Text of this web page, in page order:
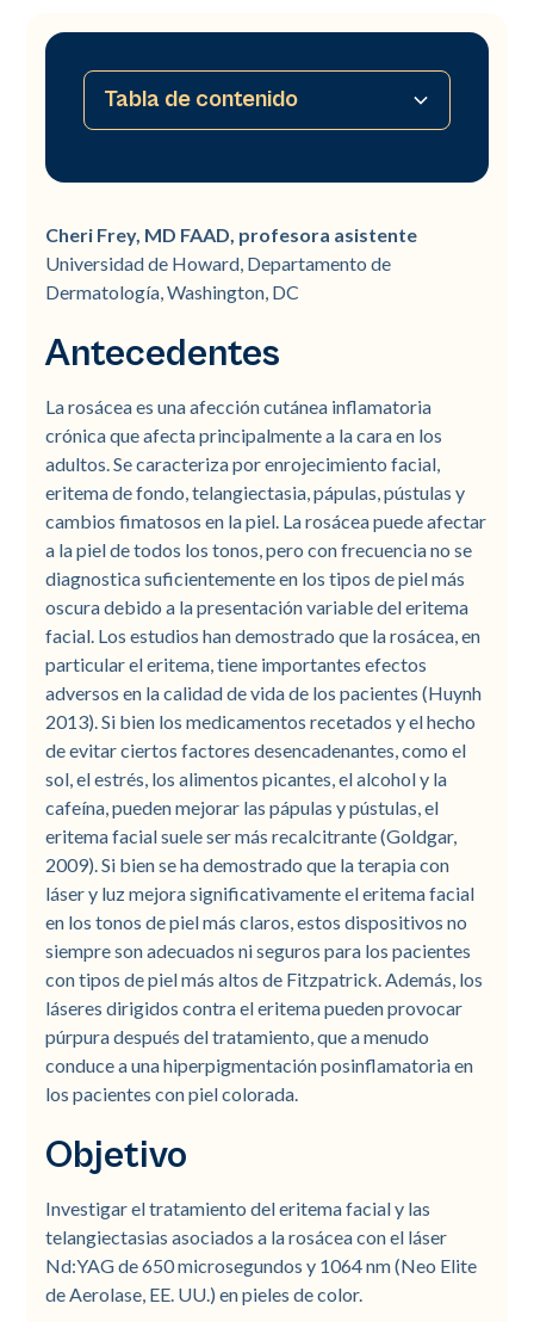
Cheri Frey, MD FAAD, profesora asistente
Universidad de Howard, Departamento de
Dermatología, Washington, DC
Antecedentes
La rosácea es una afección cutánea inflamatoria
crónica que afecta principalmente a la cara en los
adultos. Se caracteriza por enrojecimiento facial,
eritema de fondo, telangiectasia, pápulas, pústulas y
cambios fimatosos en la piel. La rosácea puede afectar
a la piel de todos los tonos, pero con frecuencia no se
diagnostica suficientemente en los tipos de piel más
oscura debido a la presentación variable del eritema
facial. Los estudios han demostrado que la rosácea, en
particular el eritema, tiene importantes efectos
adversos en la calidad de vida de los pacientes (Huynh
2013). Si bien los medicamentos recetados y el hecho
de evitar ciertos factores desencadenantes, como el
sol, el estrés, los alimentos picantes, el alcohol y la
cafeína, pueden mejorar las pápulas y pústulas, el
eritema facial suele ser más recalcitrante (Goldgar,
2009). Si bien se ha demostrado que la terapia con
láser y luz mejora significativamente el eritema facial
en los tonos de piel más claros, estos dispositivos no
siempre son adecuados ni seguros para los pacientes
con tipos de piel más altos de Fitzpatrick. Además, los
láseres dirigidos contra el eritema pueden provocar
púrpura después del tratamiento, que a menudo
conduce a una hiperpigmentación posinflamatoria en
los pacientes con piel colorada.
Objetivo
Investigar el tratamiento del eritema facial y las
telangiectasias asociados a la rosácea con el láser
Nd:YAG de 650 microsegundos y 1064 nm (Neo Elite
de Aerolase, EE. UU.) en pieles de color.
Tabla de contenido